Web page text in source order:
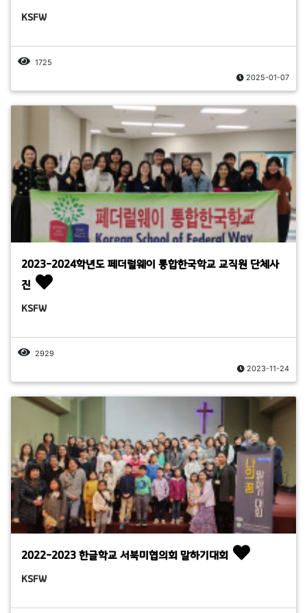
KSFW
1725
2025-01-07
2023-2024학년도 페더럴웨이 통합한국학교 교직원 단체사
진
KSFW
2929
2023-11-24
2022-2023 한글학교 서북미협의회 말하기대회
KSFW